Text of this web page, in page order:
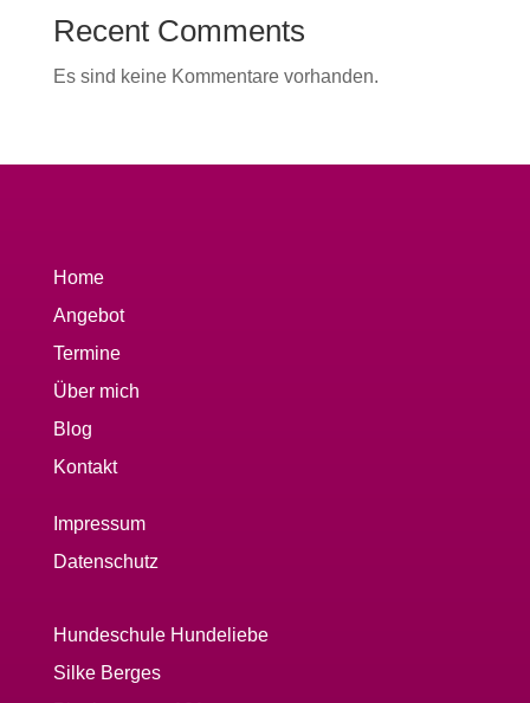
Recent Comments
Es sind keine Kommentare vorhanden.
Home
Angebot
Termine
Über mich
Blog
Kontakt
Impressum
Datenschutz
Hundeschule Hundeliebe
Silke Berges